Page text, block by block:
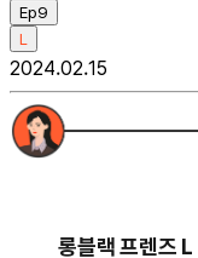
Ep9
L
2024.02.15
롱블랙 프렌즈 L